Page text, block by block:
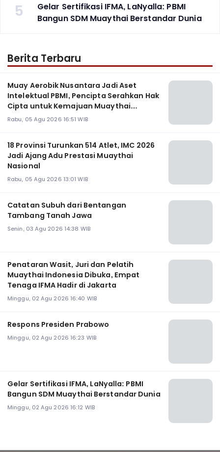
5
Gelar Sertifikasi IFMA, LaNyalla: PBMI
Bangun SDM Muaythai Berstandar Dunia
Berita Terbaru
Muay Aerobik Nusantara Jadi Aset
Intelektual PBMI, Pencipta Serahkan Hak
Cipta untuk Kemajuan Muaythai
Indonesia
Rabu, 05 Agu 2026 16:51 WIB
18 Provinsi Turunkan 514 Atlet, IMC 2026
Jadi Ajang Adu Prestasi Muaythai
Nasional
Rabu, 05 Agu 2026 13:01 WIB
Catatan Subuh dari Bentangan
Tambang Tanah Jawa
Senin, 03 Agu 2026 14:38 WIB
Penataran Wasit, Juri dan Pelatih
Muaythai Indonesia Dibuka, Empat
Tenaga IFMA Hadir di Jakarta
Minggu, 02 Agu 2026 16:40 WIB
Respons Presiden Prabowo
Minggu, 02 Agu 2026 16:23 WIB
Gelar Sertifikasi IFMA, LaNyalla: PBMI
Bangun SDM Muaythai Berstandar Dunia
Minggu, 02 Agu 2026 16:12 WIB